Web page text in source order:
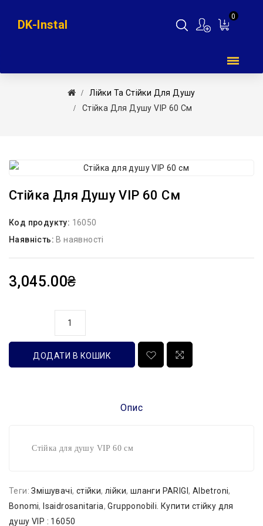
0
DK-Instal
Лійки Та Стійки Для Душу
Стійка Для Душу VIP 60 См
Стійка Для Душу VIP 60 См
Код продукту: 16050
Наявність: В наявності
3,045.00₴
ДОДАТИ В КОШИК
Опис
Стійка для душу VIP 60 см
Теги:Змішувачі, стійки,лійки, шланги PARIGI, Albetroni,
Bonomi, Isaidrosanitaria,Grupponobili. Купити стійку для
душу VIP : 16050